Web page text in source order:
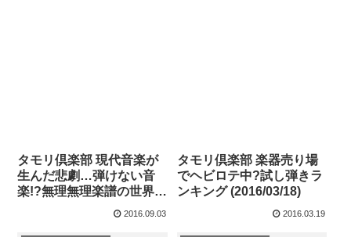
タモリ倶楽部 現代音楽が
生んだ悲劇…弾けない音
楽!?無理無理楽譜の世界
2016.09.03
タモリ倶楽部 楽器売り場
でヘビロテ中?試し弾きラ
ンキング (2016/03/18)
2016.03.19